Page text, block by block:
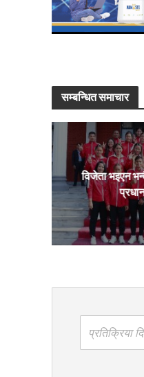
सम्बन्धित समाचार
विजेता भइएन
प्रतिक्रिया